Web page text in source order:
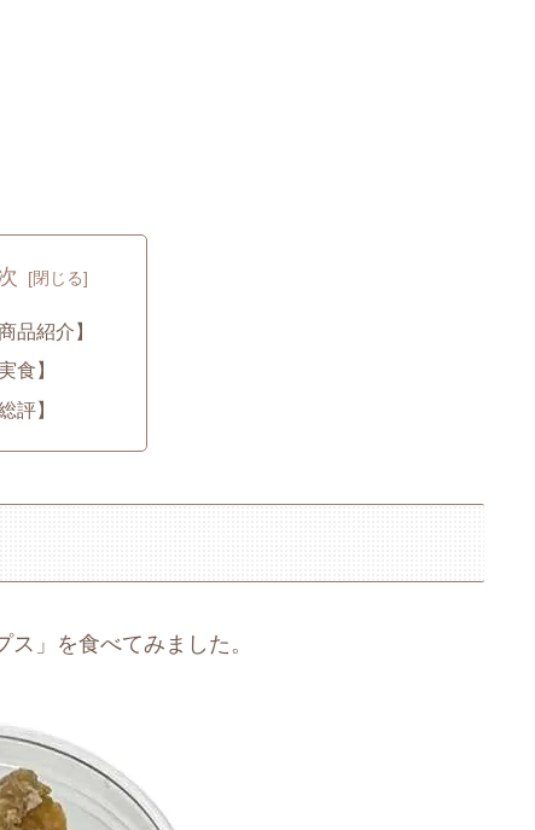
品紹介】
食】
評】
」を食べてみました。